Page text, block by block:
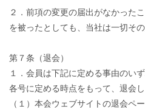
２．前項の変更の届出がなかった
を被ったとしても、当社は一切そ
第７条（退会）
１．会員は下記に定める事由のい
各号に定める時点をもって、退会し
（１）本会ウェブサイトの退会ペ